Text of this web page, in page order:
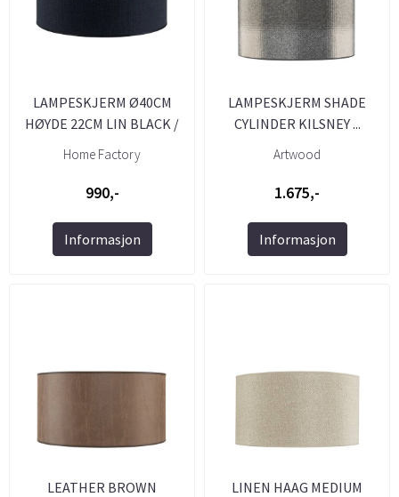
LAMPESKJERM Ø40CM
HØYDE 22CM LIN BLACK /
Home Factory
990,-
Informasjon
LAMPESKJERM SHADE
CYLINDER KILSNEY ...
Artwood
1.675,-
Informasjon
LEATHER BROWN
LINEN HAAG MEDIUM